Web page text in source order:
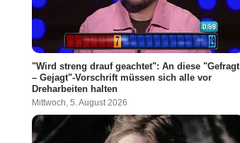
"Wird streng drauf geachtet": An diese "Gefragt
– Gejagt"-Vorschrift müssen sich alle vor
Dreharbeiten halten
Mittwoch, 5. August 2026